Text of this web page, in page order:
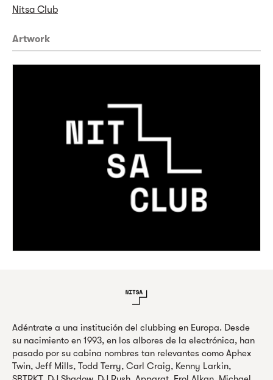
Nitsa Club
Artwork
Adéntrate a una institución del clubbing en Europa. Desde
su nacimiento en 1993, en los albores de la electrónica, han
pasado por su cabina nombres tan relevantes como Aphex
Twin, Jeff Mills, Todd Terry, Carl Craig, Kenny Larkin,